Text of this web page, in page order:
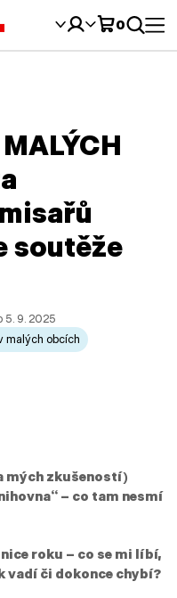
0
soutěže
5. 9. 2025
malých obcích
mých zkušeností)
– co tam nesmí
roku – co se mi líbí,
vadí či dokonce chybí?